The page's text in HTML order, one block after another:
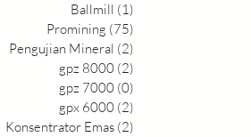
Ballmill (1)
Promining (75)
Pengujian Mineral (2)
gpz 8000 (2)
gpz 7000 (0)
gpx 6000 (2)
Konsentrator Emas (2)